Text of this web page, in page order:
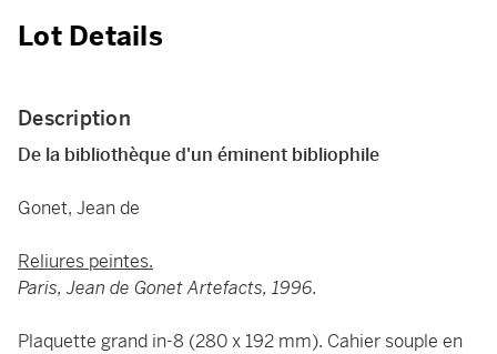
Lot Details
Description
De la bibliothèque d'un éminent bibliophile
Gonet, Jean de
Reliures peintes.
Paris, Jean de Gonet Artefacts, 1996.
Plaquette grand in-8 (280 x 192 mm). Cahier souple en